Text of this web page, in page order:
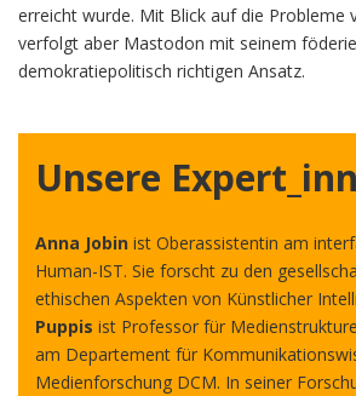
erreicht wurde. Mit Blick auf die Probleme
verfolgt aber Mastodon mit seinem
demokratiepolitisch richtigen Ansatz.
Unsere
Anna Jobin ist Oberassistentin am
Human-IST. Sie forscht zu den
ethischen Aspekten von Künstlicher
Puppis ist Professor für
am Departement für
Medienforschung DCM. In seiner